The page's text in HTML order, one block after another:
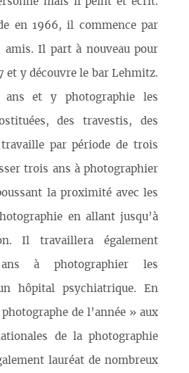
en 1966, il commence par
amis. Il part à nouveau pour
et y découvre le bar Lehmitz.
et y photographie les
des travestis, des
par période de trois
trois ans à photographier
la proximité avec les
en allant jusqu’à
Il travaillera également
à photographier les
hôpital psychiatrique. En
de l’année » aux
de la photographie
lauréat de nombreux